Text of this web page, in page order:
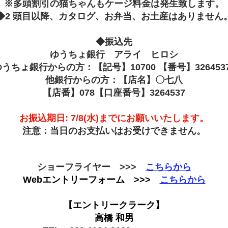
※多頭割引の猫ちゃんもケージ料金は発生致します。
頭目以降、カタログ、お弁当、お土産はありません
◆振込先
ゆうちょ銀行 アライ ヒロシ
うちょ銀行からの方：【記号】10700 【番号】
他銀行からの方：【店名】〇七八
【店番】078【口座番号】3264537
お振込期日: 7/8(水)までにお願いいたします。
注意：当日のお支払いはお受けできません。
ショーフライヤー >>>
こちらから
Webエントリーフォーム >>>
こちらから
【エントリークラーク】
高橋 和男